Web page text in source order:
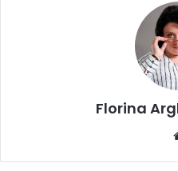
Florina